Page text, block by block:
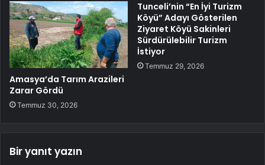
Amasya’da Tarım Arazileri
Zarar Gördü
Temmuz 30, 2026
Tunceli’nin “En İyi Turizm
Köyü” Adayı Gösterilen
Ziyaret Köyü Sakinleri
Sürdürülebilir Turizm
İstiyor
Temmuz 29, 2026
Bir yanıt yazın